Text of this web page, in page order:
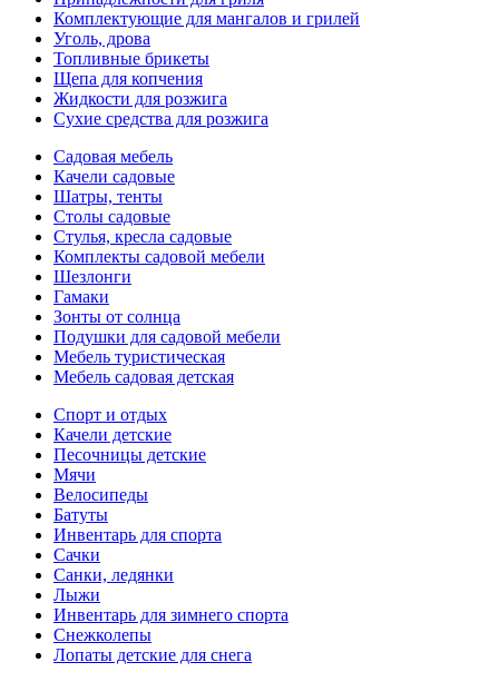
Комплектующие для мангалов и грилей
Уголь, дрова
Топливные брикеты
Щепа для копчения
Жидкости для розжига
Сухие средства для розжига
Садовая мебель
Качели садовые
Шатры, тенты
Столы садовые
Стулья, кресла садовые
Комплекты садовой мебели
Шезлонги
Гамаки
Зонты от солнца
Подушки для садовой мебели
Мебель туристическая
Мебель садовая детская
Спорт и отдых
Качели детские
Песочницы детские
Мячи
Велосипеды
Батуты
Инвентарь для спорта
Сачки
Санки, ледянки
Лыжи
Инвентарь для зимнего спорта
Снежколепы
Лопаты детские для снега